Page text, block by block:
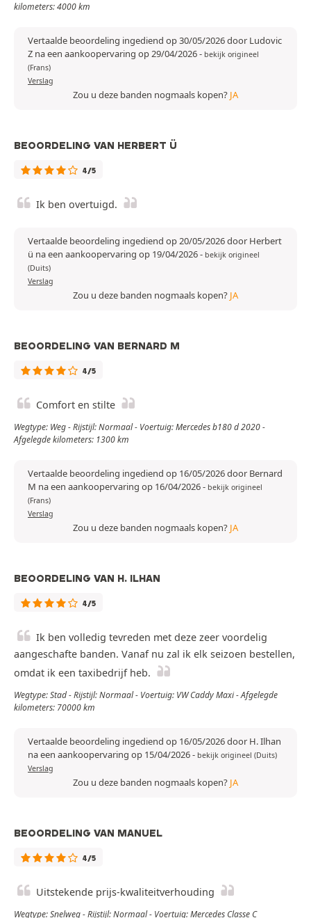
kilometers: 4000 km
Vertaalde beoordeling ingediend op 30/05/2026 door Ludovic
Z na een aankoopervaring op 29/04/2026- bekijk origineel
(Frans)
Verslag
Zou u deze banden nogmaals kopen? JA
BEOORDELING VAN HERBERT Ü
4/5
Ik ben overtuigd.
Vertaalde beoordeling ingediend op 20/05/2026 door Herbert
ü na een aankoopervaring op 19/04/2026- bekijk origineel
(Duits)
Verslag
Zou u deze banden nogmaals kopen? JA
BEOORDELING VAN BERNARD M
4/5
Comfort en stilte
Wegtype: Weg - Rijstijl: Normaal - Voertuig: Mercedes b180 d 2020 -
Afgelegde kilometers: 1300 km
Vertaalde beoordeling ingediend op 16/05/2026 door Bernard
M na een aankoopervaring op 16/04/2026- bekijk origineel
(Frans)
Verslag
Zou u deze banden nogmaals kopen? JA
BEOORDELING VAN H. ILHAN
4/5
Ik ben volledig tevreden met deze zeer voordelig
aangeschafte banden. Vanaf nu zal ik elk seizoen bestellen,
omdat ik een taxibedrijf heb.
Wegtype: Stad - Rijstijl: Normaal - Voertuig: VW Caddy Maxi - Afgelegde
kilometers: 70000 km
Vertaalde beoordeling ingediend op 16/05/2026 door H. Ilhan
na een aankoopervaring op 15/04/2026- bekijk origineel (Duits)
Verslag
Zou u deze banden nogmaals kopen? JA
BEOORDELING VAN MANUEL
4/5
Uitstekende prijs-kwaliteitverhouding
Wegtype: Snelweg - Rijstijl: Normaal - Voertuig: Mercedes Classe C